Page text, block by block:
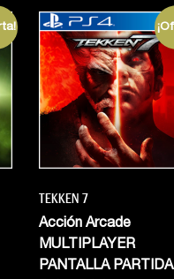
TEKKEN 7
Acción Arcade
MULTIPLAYER
PANTALLA PARTIDA